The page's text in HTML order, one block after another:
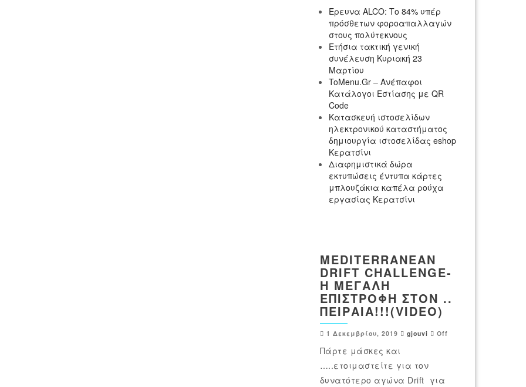
Έρευνα ALCO: Το 84% υπέρ
πρόσθετων φοροαπαλλαγών
στους πολύτεκνους
Ετήσια τακτική γενική
συνέλευση Κυριακή 23
Μαρτίου
ToMenu.Gr – Ανέπαφοι
Κατάλογοι Εστίασης με QR
Code
Κατασκευή ιστοσελίδων
ηλεκτρονικού καταστήματος
δημιουργία ιστοσελίδας eshop
Κερατσίνι
Διαφημιστικά δώρα
εκτυπώσεις έντυπα κάρτες
μπλουζάκια καπέλα ρούχα
εργασίας Κερατσίνι
MEDITERRANEAN
DRIFT CHALLENGE-
Η ΜΕΓΆΛΗ
ΕΠΙΣΤΡΟΦΉ ΣΤΟΝ ..
ΠΕΙΡΑΙΆ!!!(VIDEO)
1 Δεκεμβρίου, 2019 gjouvi Off
Πάρτε μάσκες και
…..ετοιμαστείτε για τον
δυνατότερο αγώνα Drift για